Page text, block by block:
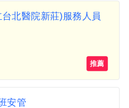
北醫院新莊)服務人員
推薦
安管